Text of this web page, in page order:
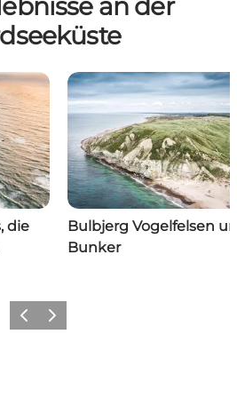
an der
die
Bulbjerg Vogelfelsen
Bunker
ZurückWeiter